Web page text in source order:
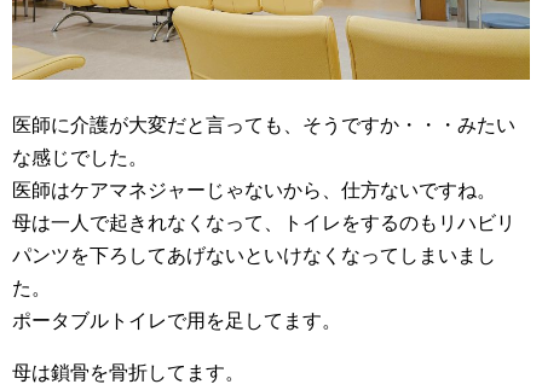
医師に介護が大変だと言っても、そうですか・・・みたい
な感じでした。
医師はケアマネジャーじゃないから、仕方ないですね。
母は一人で起きれなくなって、トイレをするのもリハビリ
パンツを下ろしてあげないといけなくなってしまいまし
た。
ポータブルトイレで用を足してます。
母は鎖骨を骨折してます。